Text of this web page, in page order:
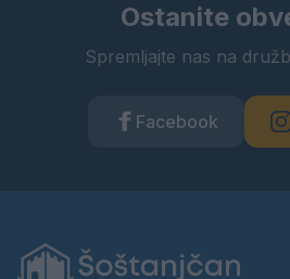
Ostanite
Spremljajte nas na
Facebook